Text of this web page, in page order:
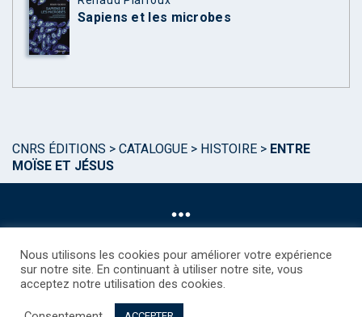
Sapiens et les microbes
CNRS ÉDITIONS > CATALOGUE > HISTOIRE > ENTRE
MOÏSE ET JÉSUS
©CNRS EDITIONS 2025
Droits étrangers / Foreign rights
Nous utilisons les cookies pour améliorer votre expérience
sur notre site. En continuant à utiliser notre site, vous
acceptez notre utilisation des cookies.